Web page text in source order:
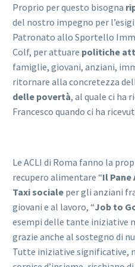
Proprio per questo bisogna
del nostro impegno per
Patronato allo Sportello
Colf, per attuare politiche
famiglie, giovani, anziani,
ritornare alla concretezza
delle povertà, al quale ci ha
Francesco quando ci ha
Le ACLI di Roma fanno la
recupero alimentare “Il Pane
Taxi sociale per gli anziani
giovani e al lavoro, “Job to
esempi delle tante iniziative
grazie anche al sostegno di
Tutte iniziative significative,